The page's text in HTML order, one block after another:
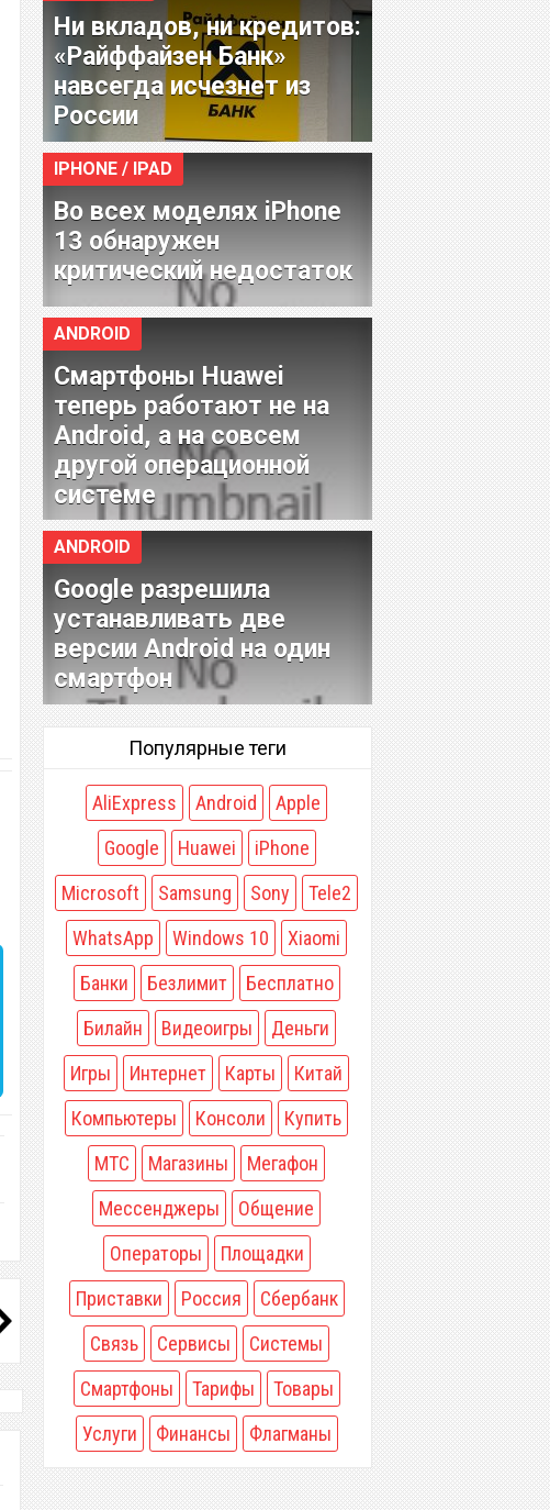
Ни вкладов, ни кредитов:
«Райффайзен Банк»
навсегда исчезнет из
России
IPHONE / IPAD
Во всех моделях iPhone
13 обнаружен
критический недостаток
ANDROID
Смартфоны Huawei
теперь работают не на
Android, а на совсем
другой операционной
системе
ANDROID
Google разрешила
устанавливать две
версии Android на один
смартфон
Популярные теги
AliExpress Android
Apple
Google
Huawei
iPhone
Microsoft
Samsung Sony
Tele2
WhatsApp
Windows 10
Xiaomi
Банки
Безлимит
Бесплатно
Билайн
Видеоигры
Деньги
Игры
Интернет Карты
Китай
Компьютеры
Консоли
Купить
МТС
Магазины
Мегафон
Мессенджеры
Общение
Операторы
Площадки
Приставки
Россия
Сбербанк
Связь
Сервисы
Системы
Смартфоны
Тарифы
Товары
Услуги
Финансы Флагманы